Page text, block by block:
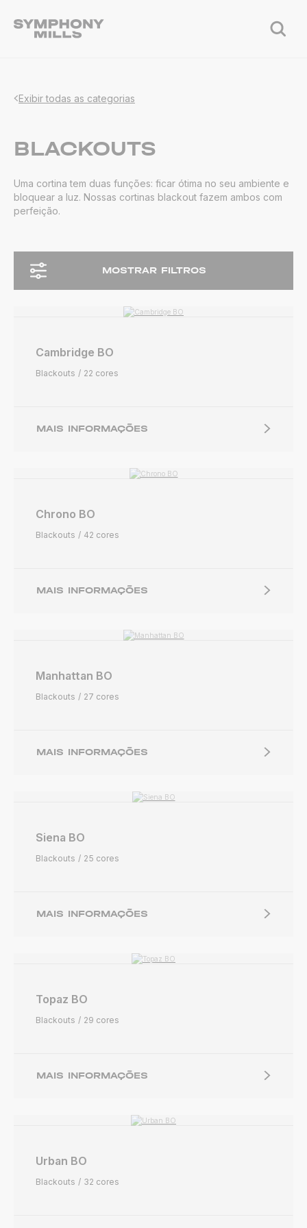
Exibir todas as categorias
BLACKOUTS
Uma cortina tem duas funções: ficar ótima no seu ambiente e
bloquear a luz. Nossas cortinas blackout fazem ambos com
perfeição.
MOSTRAR FILTROS
Cambridge BO
Blackouts 22 cores
MAIS INFORMAÇÕES
Chrono BO
Blackouts 42 cores
MAIS INFORMAÇÕES
Manhattan BO
Blackouts 27 cores
MAIS INFORMAÇÕES
Siena BO
Blackouts 25 cores
MAIS INFORMAÇÕES
Topaz BO
Blackouts 29 cores
MAIS INFORMAÇÕES
Urban BO
Blackouts 32 cores